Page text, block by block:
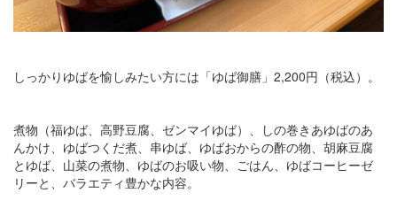
しっかりゆばを愉しみたい方には「ゆば御膳」2,200円（税込）。
煮物（福ゆば、高野豆腐、ゼンマイゆば）、しの巻きあゆばのあ
んかけ、ゆばつくだ煮、串ゆば、ゆばおからの酢の物、胡麻豆腐
とゆば、山菜の煮物、ゆばのお吸い物、ごはん、ゆばコーヒーゼ
リーと、バラエティ豊かな内容。